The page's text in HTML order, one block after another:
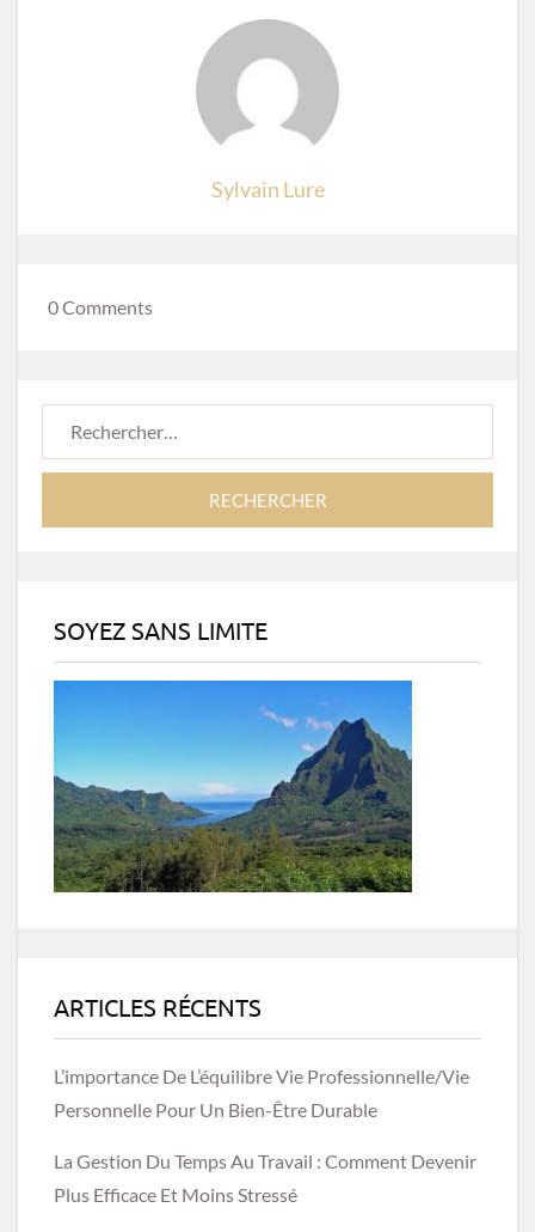
Sylvain Lure
0 Comments
SOYEZ SANS LIMITE
ARTICLES RÉCENTS
L’importance De L’équilibre Vie Professionnelle/vie
Personnelle Pour Un Bien-Être Durable
La Gestion Du Temps Au Travail : Comment Devenir
Plus Efficace Et Moins Stressé